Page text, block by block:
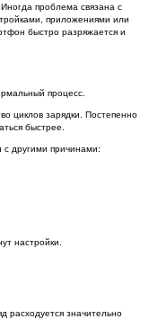
проблема связана с
приложениями или
быстро разряжается и
процесс.
циклов зарядки. Постепенно
быстрее.
с другими причинами:
настройки.
расходуется значительно